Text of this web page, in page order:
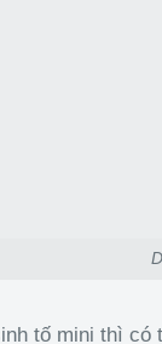
tố mini thì